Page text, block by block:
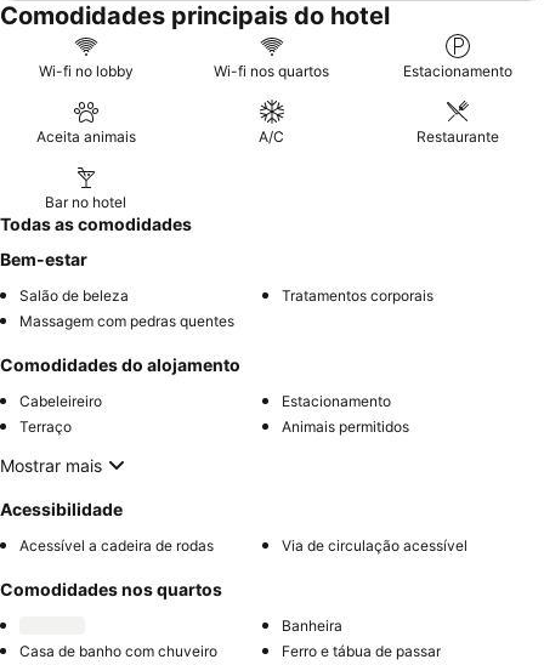
Comodidades principais do hotel
Wi-fi no lobby Wi-fi nos quartos Estacionamento
Aceita animais A/C Restaurante
Bar no hotel
Todas as comodidades
Bem-estar
Salão de beleza
Tratamentos corporais
Massagem com pedras quentes
Comodidades do alojamento
Cabeleireiro
Estacionamento
Terraço
Animais permitidos
Mostrar mais
Acessibilidade
Acessível a cadeira de rodas Via de circulação acessível
Comodidades nos quartos
Banheira
Casa de banho com chuveiro
Ferro e tábua de passar